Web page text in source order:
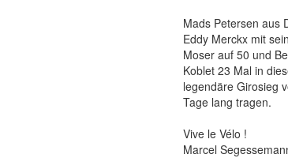
Mads Petersen aus
Eddy Merckx mit
Moser auf 50 und
Koblet 23 Mal in
legendäre Girosieg
Tage lang tragen.
Vive le Vélo !
Marcel